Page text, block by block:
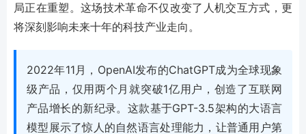
局正在重塑。这场技术革命不仅改变了人机交互方式，更
将深刻影响未来十年的科技产业走向。
2022年11月，OpenAI发布的ChatGPT成为全球现象
级产品，仅用两个月就突破1亿用户，创造了互联网
产品增长的新纪录。这款基于GPT-3.5架构的大语言
模型展示了惊人的自然语言处理能力，让普通用户第